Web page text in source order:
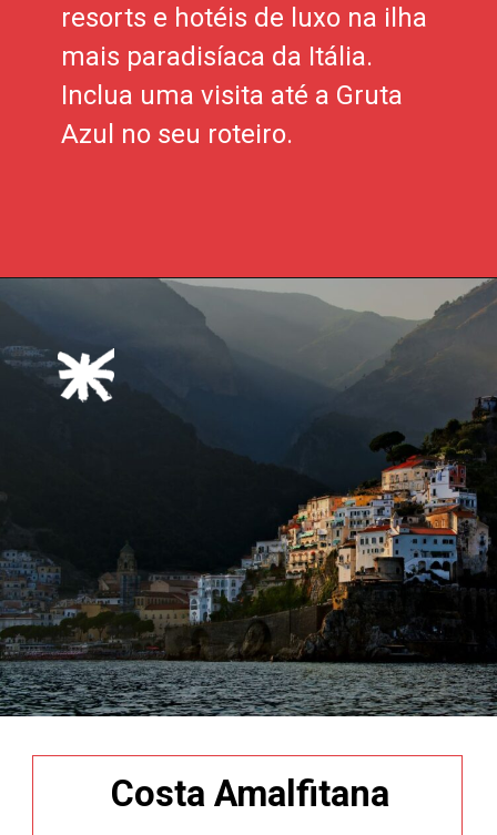
resorts e hotéis de luxo na ilha
mais paradisíaca da Itália.
Inclua uma visita até a Gruta
Azul no seu roteiro.
https://xtravel.com.br/roteiro-viagem-personalizado/
Costa Amalfitana